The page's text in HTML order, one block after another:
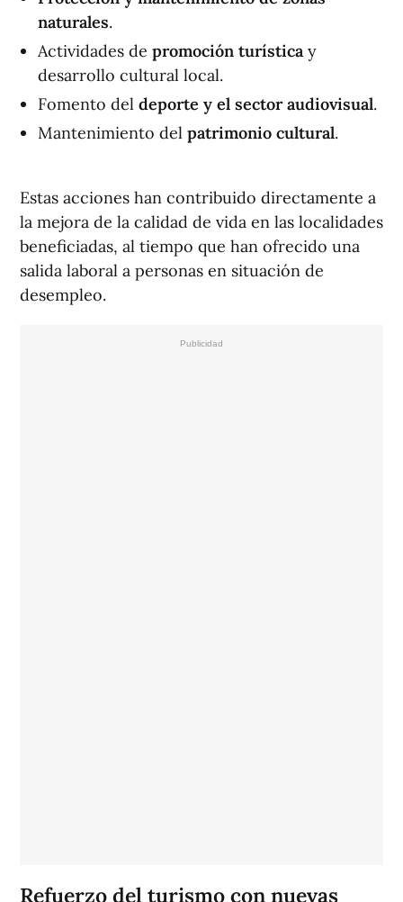
naturales.
Actividades de promoción turística y
desarrollo cultural local.
Fomento del deporte y el sector audiovisual.
Mantenimiento del patrimonio cultural.
Estas acciones han contribuido directamente a
la mejora de la calidad de vida en las localidades
beneficiadas, al tiempo que han ofrecido una
salida laboral a personas en situación de
desempleo.
Refuerzo del turismo con nuevas